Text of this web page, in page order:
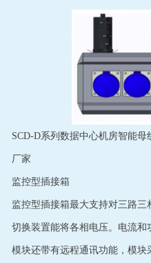
SCD-D系列数据中心机房智能母
厂家
监控型插接箱
监控型插接箱最大支持对三路
切换装置能将各相电压。电流
模块还带有远程通讯功能，模